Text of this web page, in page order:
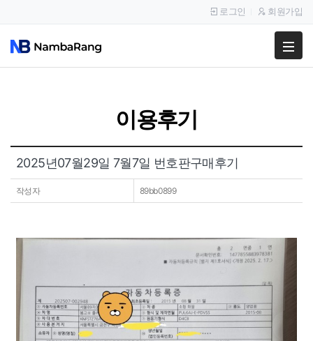
팔고
공지사항
이용후기
로그인 회원가입
이용후기
2025년07월29일 7월7일 번호판구매후기
작성자 89bb0899